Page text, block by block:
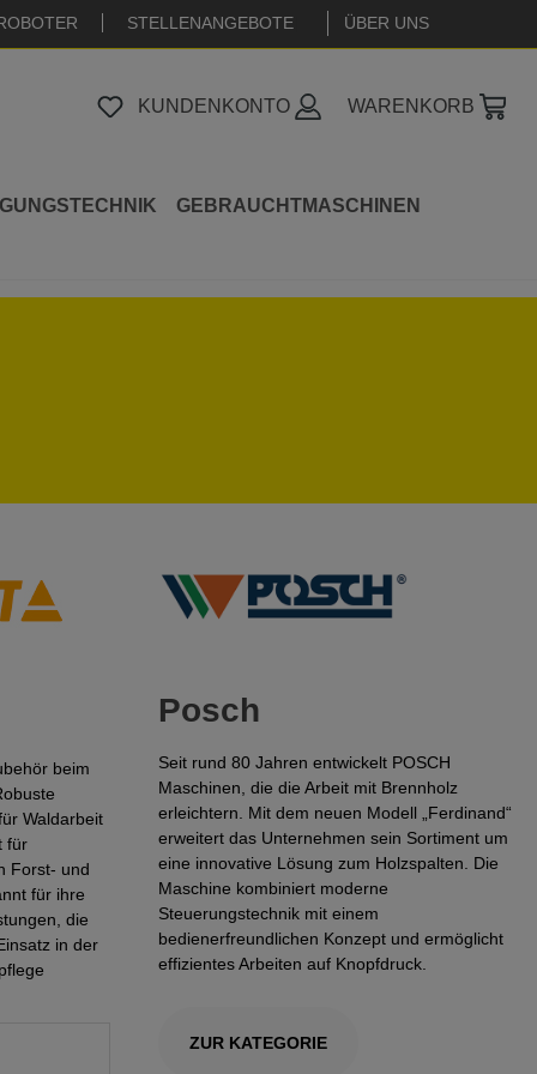
STELLENANGEBOTE ÜBER UNS
KUNDENKONTO WARENKORB
GEBRAUCHTMASCHINEN
beim
Waldarbeit
für
Forst- und
für ihre
die
in der
Posch
Seit rund 80 Jahren entwickelt POSCH
Maschinen, die die Arbeit mit Brennholz
erleichtern. Mit dem neuen Modell „Ferdinand“
erweitert das Unternehmen sein Sortiment um
eine innovative Lösung zum Holzspalten. Die
Maschine kombiniert moderne
Steuerungstechnik mit einem
bedienerfreundlichen Konzept und ermöglicht
effizientes Arbeiten auf Knopfdruck.
ZUR KATEGORIE